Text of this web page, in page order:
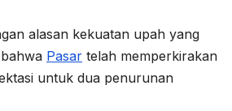
alasan kekuatan upah yang
Pasar telah memperkirakan
untuk dua penurunan